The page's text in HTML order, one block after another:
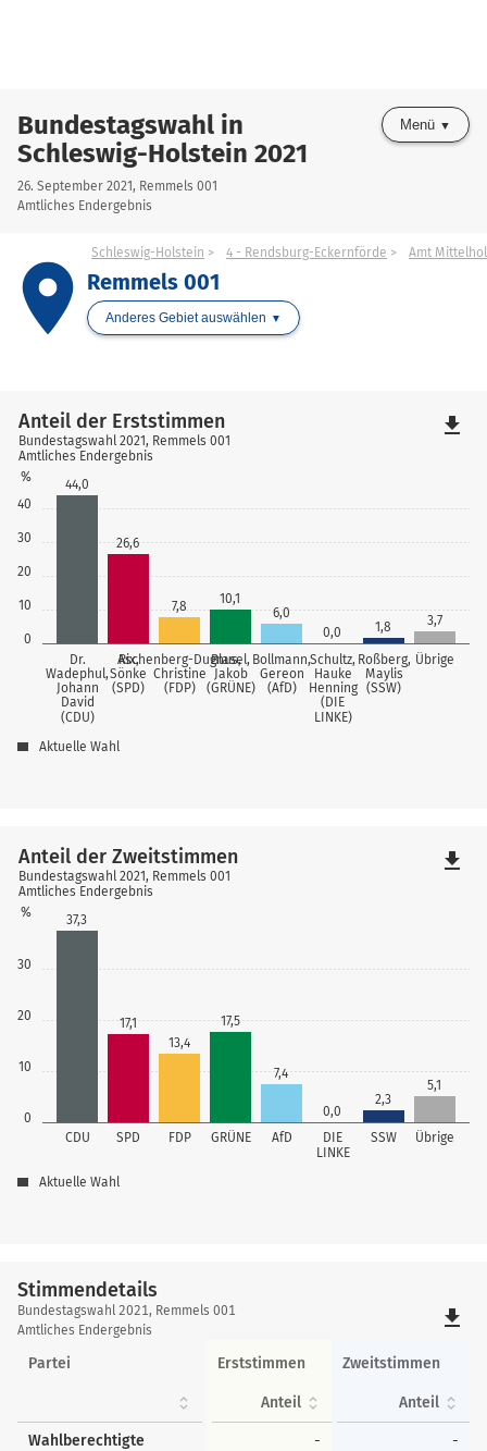
Bundestagswahl in
Schleswig-Holstein 2021
26. September 2021, Remmels 001
Amtliches Endergebnis
Menü
place
Schleswig-Holstein 4 - Rendsburg-Eckernförde Amt
Remmels 001
Anderes Gebiet auswählen
0
10
20
30
40
%
Dr.
Wadephul,
Johann
David
(CDU)
Rix,
Sönke
(SPD)
Aschenberg-Dugnus,
Christine
(FDP)
Blasel,
Jakob
(GRÜNE)
Bollmann,
Gereon
(AfD)
Schultz,
Hauke
Henning
(DIE
LINKE)
Roßberg,
Maylis
(SSW)
Übrige
44,0
26,6
7,8
10,1
6,0
0,0
1,8 3,7
Anteil der Erststimmen
Bundestagswahl 2021, Remmels 001
Amtliches Endergebnis
Aktuelle Wahl
file_download
0
10
20
30
%
CDU SPD FDP GRÜNE AfD
DIE
LINKE
SSW Übrige
37,3
17,1
13,4
17,5
7,4
0,0
2,3
5,1
Anteil der Zweitstimmen
Bundestagswahl 2021, Remmels 001
Amtliches Endergebnis
Aktuelle Wahl
file_download
Stimmendetails
Stimmendetails
Bundestagswahl 2021, Remmels 001
Amtliches Endergebnis
file_download
Partei Erststimmen Zweitstimmen
Anteil Anteil
Wahlberechtigte - -